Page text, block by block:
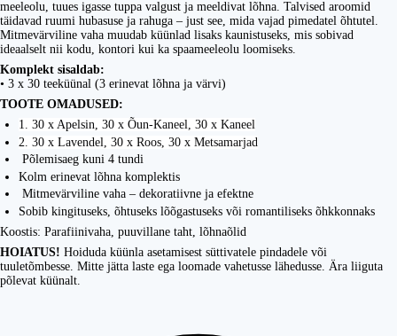
meeleolu, tuues igasse tuppa valgust ja meeldivat lõhna. Talvised aroomid
täidavad ruumi hubasuse ja rahuga – just see, mida vajad pimedatel õhtutel.
Mitmevärviline vaha muudab küünlad lisaks kaunistuseks, mis sobivad
ideaalselt nii kodu, kontori kui ka spaameeleolu loomiseks.
Komplekt sisaldab:
• 3 x 30 teeküünal (3 erinevat lõhna ja värvi)
TOOTE OMADUSED:
1. 30 x Apelsin, 30 x Õun-Kaneel, 30 x Kaneel
2. 30 x Lavendel, 30 x Roos, 30 x Metsamarjad
Põlemisaeg kuni 4 tundi
Kolm erinevat lõhna komplektis
Mitmevärviline vaha – dekoratiivne ja efektne
Sobib kingituseks, õhtuseks lõõgastuseks või romantiliseks õhkkonnaks
Koostis: Parafiinivaha, puuvillane taht, lõhnaõlid
HOIATUS! Hoiduda küünla asetamisest süttivatele pindadele või
tuuletõmbesse. Mitte jätta laste ega loomade vahetusse lähedusse. Ära liiguta
põlevat küünalt.